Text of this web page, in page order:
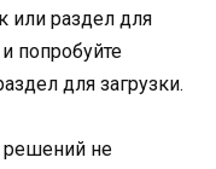
или раздел для
попробуйте
для загрузки.
решений не